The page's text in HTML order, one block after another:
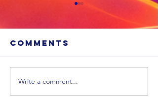
MIDDAG SPORT:
Comments
Write a comment...